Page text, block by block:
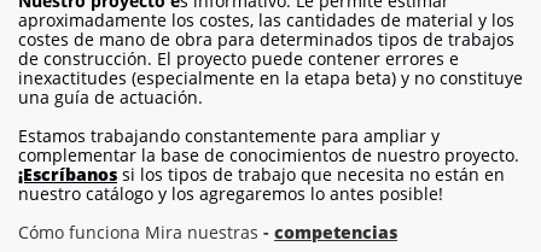
aproximadamente los costes, las cantidades de material y los
costes de mano de obra para determinados tipos de trabajos
de construcción. El proyecto puede contener errores e
inexactitudes (especialmente en la etapa beta) y no constituye
una guía de actuación.
Estamos trabajando constantemente para ampliar y
complementar la base de conocimientos de nuestro proyecto.
¡Escríbanos si los tipos de trabajo que necesita no están en
nuestro catálogo y los agregaremos lo antes posible!
Cómo funciona Mira nuestras - competencias